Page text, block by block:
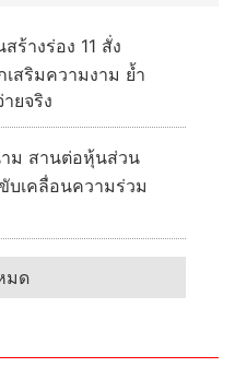
ร้างร่อง 11 สั่ง
สริมความงาม ย้ำ
ยจริง
ม สานต่อหุ้นส่วน
บเคลื่อนความร่วม
มด